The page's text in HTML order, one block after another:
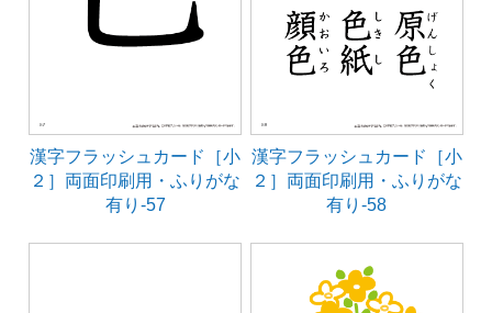
漢字フラッシュカード［小
２］両面印刷用・ふりがな
有り-57
漢字フラッシュカード［小
２］両面印刷用・ふりがな
有り-58